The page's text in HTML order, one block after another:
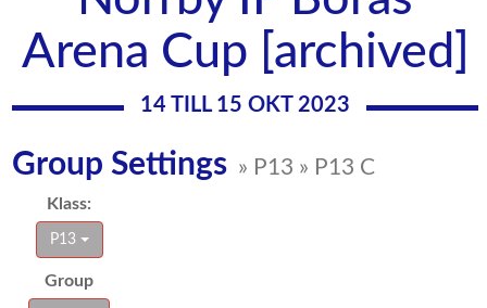
Arena Cup [archived]
14 TILL 15 OKT 2023
Group Settings » P13 » P13 C
Klass:
P13
Group